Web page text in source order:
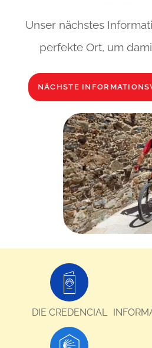
Unser nächstes
perfekte Ort, um
NÄCHSTE
DIE CREDENCIAL